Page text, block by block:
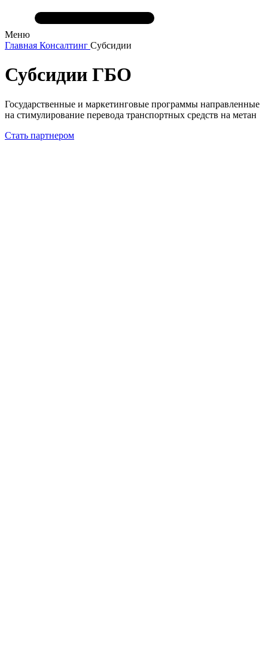
Меню
Главная Консалтинг Субсидии
Субсидии ГБО
Государственные и маркетинговые программы направленные
на стимулирование перевода транспортных средств на метан
Стать партнером